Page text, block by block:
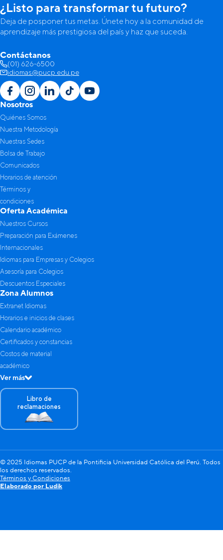
¿Listo para transformar tu futuro?
Deja de posponer tus metas. Únete hoy a la comunidad de
aprendizaje más prestigiosa del país y haz que suceda.
Contáctanos
(01) 626-6500
idiomas@pucp.edu.pe
Nosotros
Quiénes Somos
Nuestra Metodología
Nuestras Sedes
Bolsa de Trabajo
Comunicados
Horarios de atención
Términos y
condiciones
Oferta Académica
Nuestros Cursos
Preparación para Exámenes
Internacionales
Idiomas para Empresas y Colegios
Asesoría para Colegios
Descuentos Especiales
Zona Alumnos
Extranet Idiomas
Horarios e inicios de clases
Calendario académico
Certificados y constancias
Costos de material
académico
Ver más
Libro de
reclamaciones
© 2025 Idiomas PUCP de la Pontificia Universidad Católica del Perú. Todos
los derechos reservados.
Términos y Condiciones
Elaborado por Ludik